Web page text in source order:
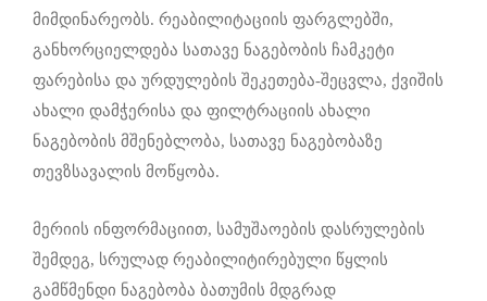
მიმდინარეობს. რეაბილიტაციის ფარგლებში,
განხორციელდება სათავე ნაგებობის ჩამკეტი
ფარებისა და ურდულების შეკეთება-შეცვლა, ქვიშის
ახალი დამჭერისა და ფილტრაციის ახალი
ნაგებობის მშენებლობა, სათავე ნაგებობაზე
თევზსავალის მოწყობა.
მერიის ინფორმაციით, სამუშაოების დასრულების
შემდეგ, სრულად რეაბილიტირებული წყლის
გამწმენდი ნაგებობა ბათუმის მდგრად